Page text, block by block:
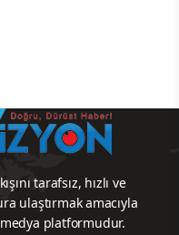
tarafsız, hızlı ve
ulaştırmak amacıyla
platformudur.